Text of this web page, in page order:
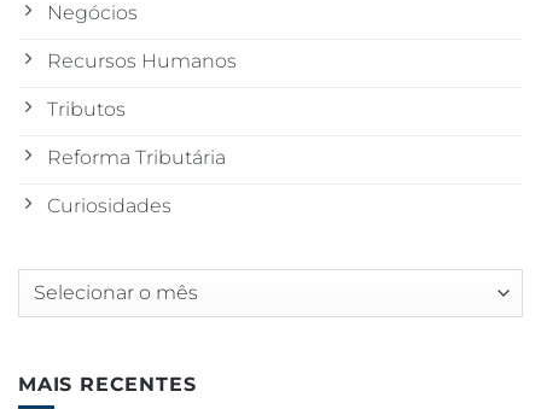
Negócios
Recursos Humanos
Tributos
Reforma Tributária
Curiosidades
Arquivos
MAIS RECENTES